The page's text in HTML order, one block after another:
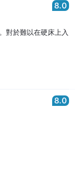
8.0
對於難以在硬床上入
8.0